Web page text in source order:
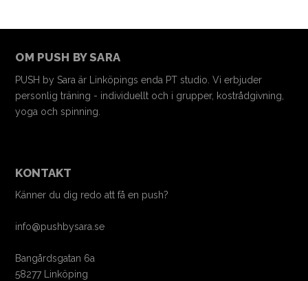
OM PUSH BY SARA
PUSH by Sara är Linköpings enda PT studio. Vi erbjuder
personlig träning - individuellt och i grupper, kostrådgivning,
yoga och spinning.
KONTAKT
Känner du dig redo att få en push?
info@pushbysara.se
Bangårdsgatan 6a
58277 Linköping